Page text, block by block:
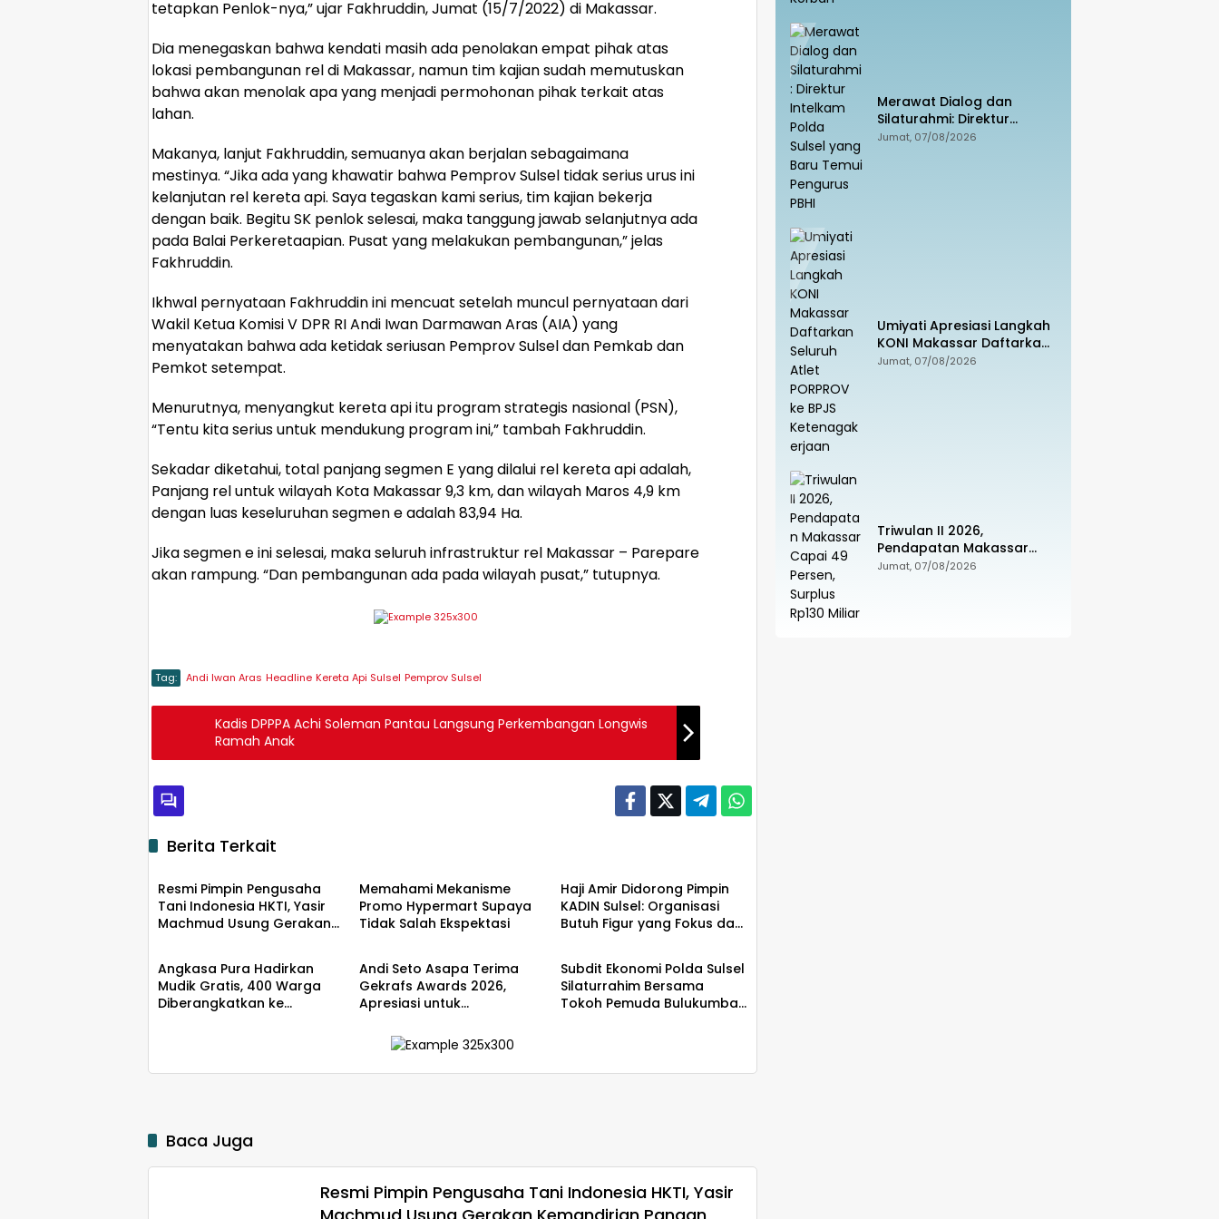
tetapkan Penlok-nya,” ujar Fakhruddin, Jumat (15/7/2022) di Makassar.
Dia menegaskan bahwa kendati masih ada penolakan empat pihak atas
lokasi pembangunan rel di Makassar, namun tim kajian sudah memutuskan
bahwa akan menolak apa yang menjadi permohonan pihak terkait atas
lahan.
Makanya, lanjut Fakhruddin, semuanya akan berjalan sebagaimana
mestinya. “Jika ada yang khawatir bahwa Pemprov Sulsel tidak serius urus ini
kelanjutan rel kereta api. Saya tegaskan kami serius, tim kajian bekerja
dengan baik. Begitu SK penlok selesai, maka tanggung jawab selanjutnya ada
pada Balai Perkeretaapian. Pusat yang melakukan pembangunan,” jelas
Fakhruddin.
Ikhwal pernyataan Fakhruddin ini mencuat setelah muncul pernyataan dari
Wakil Ketua Komisi V DPR RI Andi Iwan Darmawan Aras (AIA) yang
menyatakan bahwa ada ketidak seriusan Pemprov Sulsel dan Pemkab dan
Pemkot setempat.
Menurutnya, menyangkut kereta api itu program strategis nasional (PSN),
“Tentu kita serius untuk mendukung program ini,” tambah Fakhruddin.
Sekadar diketahui, total panjang segmen E yang dilalui rel kereta api adalah,
Panjang rel untuk wilayah Kota Makassar 9,3 km, dan wilayah Maros 4,9 km
dengan luas keseluruhan segmen e adalah 83,94 Ha.
Jika segmen e ini selesai, maka seluruh infrastruktur rel Makassar – Parepare
akan rampung. “Dan pembangunan ada pada wilayah pusat,” tutupnya.
Tag: Andi Iwan Aras Headline Kereta Api Sulsel Pemprov Sulsel
Kadis DPPPA Achi Soleman Pantau Langsung Perkembangan Longwis
Ramah Anak
Berita Terkait
Ekobis
Resmi Pimpin Pengusaha
Tani Indonesia HKTI, Yasir
Machmud Usung Gerakan
Memahami Mekanisme
Promo Hypermart Supaya
Tidak Salah Ekspektasi
Haji Amir Didorong Pimpin
KADIN Sulsel: Organisasi
Butuh Figur yang Fokus dan
Ekobis
Angkasa Pura Hadirkan
Mudik Gratis, 400 Warga
Diberangkatkan ke
Ekobis
Andi Seto Asapa Terima
Gekrafs Awards 2026,
Apresiasi untuk
Kreatif
Ekobis
Subdit Ekonomi Polda Sulsel
Silaturrahim Bersama
Tokoh Pemuda Bulukumba
Baca Juga
Resmi Pimpin Pengusaha Tani Indonesia HKTI, Yasir
Merawat Dialog dan
Silaturahmi: Direktur
Intelkam Polda Sulsel yang
Jumat, 07/08/2026
Umiyati Apresiasi Langkah
KONI Makassar Daftarkan
Seluruh Atlet PORPROV ke
Jumat, 07/08/2026
Triwulan II 2026,
Pendapatan Makassar
Capai 49 Persen, Surplus
Jumat, 07/08/2026